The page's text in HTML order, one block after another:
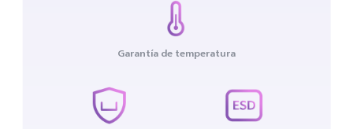
Garantía de temperatura